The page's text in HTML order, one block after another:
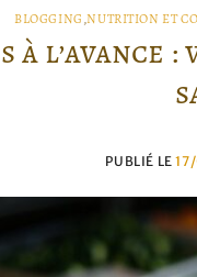
BLOGGING,NUTRITION ET
à
PUBLIÉ LE